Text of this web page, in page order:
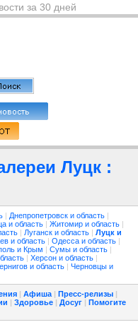
за 30 дней
Луцк :
| Днепропетровск и область |
и область | Житомир и область |
| Луганск и область | Луцк и
и область | Одесса и область |
и Крым | Сумы и область |
| Херсон и область |
и область | Черновцы и
| Афиша | Пресс-релизы |
| Здоровье | Досуг | Помогите